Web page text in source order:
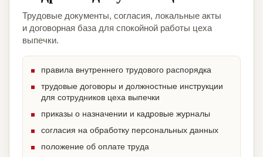
Трудовые документы, согласия, локальные акты
и договорная база для спокойной работы цеха
выпечки.
правила внутреннего трудового распорядка
трудовые договоры и должностные инструкции
для сотрудников цеха выпечки
приказы о назначении и кадровые журналы
согласия на обработку персональных данных
положение об оплате труда